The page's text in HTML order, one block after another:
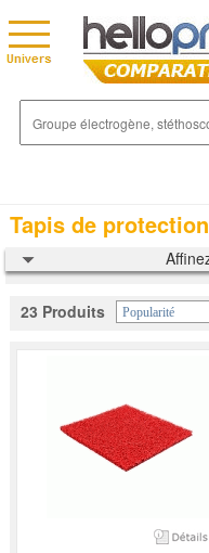
Tapis de
23 Produits Popularité